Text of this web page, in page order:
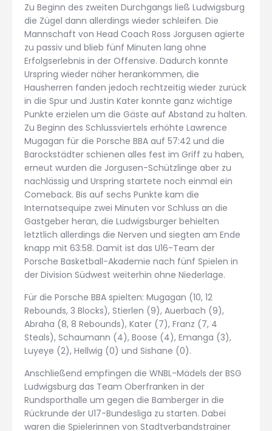
Zu Beginn des zweiten Durchgangs ließ Ludwigsburg
die Zügel dann allerdings wieder schleifen. Die
Mannschaft von Head Coach Ross Jorgusen agierte
zu passiv und blieb fünf Minuten lang ohne
Erfolgserlebnis in der Offensive. Dadurch konnte
Urspring wieder näher herankommen, die
Hausherren fanden jedoch rechtzeitig wieder zurück
in die Spur und Justin Kater konnte ganz wichtige
Punkte erzielen um die Gäste auf Abstand zu halten.
Zu Beginn des Schlussviertels erhöhte Lawrence
Mugagan für die Porsche BBA auf 57:42 und die
Barockstädter schienen alles fest im Griff zu haben,
erneut wurden die Jorgusen-Schützlinge aber zu
nachlässig und Urspring startete noch einmal ein
Comeback. Bis auf sechs Punkte kam die
Internatsequipe zwei Minuten vor Schluss an die
Gastgeber heran, die Ludwigsburger behielten
letztlich allerdings die Nerven und siegten am Ende
knapp mit 63:58. Damit ist das U16-Team der
Porsche Basketball-Akademie nach fünf Spielen in
der Division Südwest weiterhin ohne Niederlage.
Für die Porsche BBA spielten: Mugagan (10, 12
Rebounds, 3 Blocks), Stierlen (9), Auerbach (9),
Abraha (8, 8 Rebounds), Kater (7), Franz (7, 4
Steals), Schaumann (4), Boose (4), Emanga (3),
Luyeye (2), Hellwig (0) und Sishane (0).
Anschließend empfingen die WNBL-Mädels der BSG
Ludwigsburg das Team Oberfranken in der
Rundsporthalle um gegen die Bamberger in die
Rückrunde der U17-Bundesliga zu starten. Dabei
waren die Spielerinnen von Stadtverbandstrainer